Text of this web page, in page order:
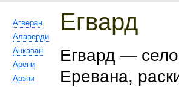
Агверан
Алаверди
Анкаван
Арени
Арзни
Егвард
Егвард — село
Еревана,